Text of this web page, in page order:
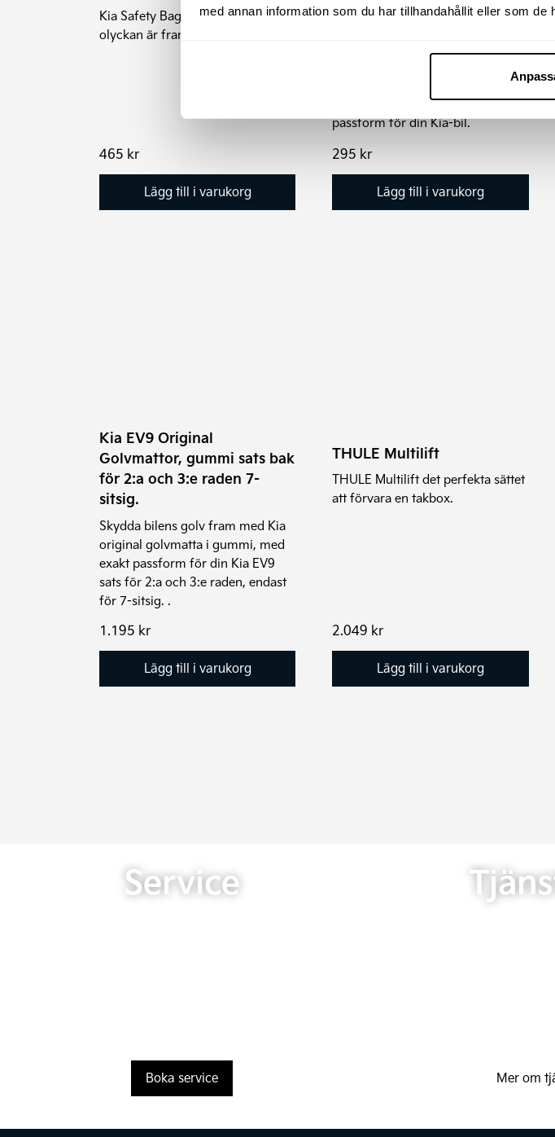
med annan information som du har tillhandahållit eller som
Kia Safety Bag - var förberedd om
olyckan är framme.
465 kr
Lägg till i varukorg
Riskera inte dålig sikt, köp original
Kia torkarblad för bakrutan! Exakt
passform för din Kia-bil.
295 kr
Lägg till i varukorg
Kia EV9 Original
Golvmattor, gummi sats bak
för 2:a och 3:e raden 7-
sitsig.
Skydda bilens golv fram med Kia
original golvmatta i gummi, med
exakt passform för din Kia EV9
sats för 2:a och 3:e raden, endast
för 7-sitsig. .
1.195 kr
Lägg till i varukorg
THULE Multilift
THULE Multilift det perfekta sättet
att förvara en takbox.
2.049 kr
Lägg till i varukorg
Service
Boka service Mer om